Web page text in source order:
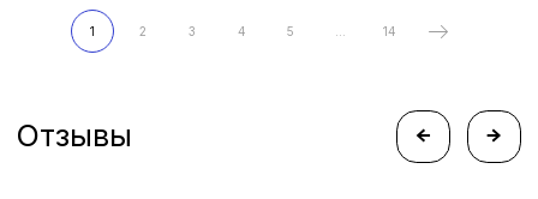
1 2 3 4 5 14